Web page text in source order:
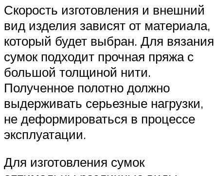
Скорость изготовления и внешний
вид изделия зависят от материала,
который будет выбран. Для вязания
сумок подходит прочная пряжа с
большой толщиной нити.
Полученное полотно должно
выдерживать серьезные нагрузки,
не деформироваться в процессе
эксплуатации.
Для изготовления сумок